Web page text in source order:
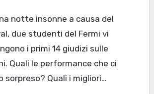
due studenti del Fermi vi
i primi 14 giudizi sulle
Quali le performance che ci
sorpreso? Quali i migliori…